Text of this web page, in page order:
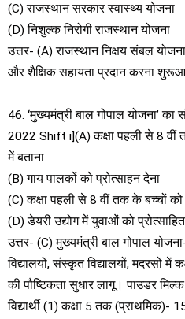
(C) राजस्थान सरकार स्वास्थ्य योजना
(D) निशुल्क निरोगी राजस्थान योजना
उत्तर- (A) राजस्थान निक्षय संबल योजना
और शैक्षिक सहायता प्रदान करना
46. ‘मुख्यमंत्री बाल गोपाल योजना’
2022 Shift i](A) कक्षा पहली से 8 वीं
में बताना
(B) गाय पालकों को प्रोत्साहन देना
(C) कक्षा पहली से 8 वीं तक के बच्चों को
(D) डेयरी उद्योग में युवाओं को
उत्तर- (C) मुख्यमंत्री बाल गोपाल
विद्यालयों, संस्कृत विद्यालयों, मदरसों में
की पौष्टिकता सुधार लागू। पाउडर मिल्क
विद्यार्थी (1) कक्षा 5 तक